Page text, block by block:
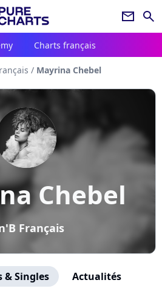
newsletter search
Charts français
/ Mayrina Chebel
Chebel
Français
& Singles Actualités